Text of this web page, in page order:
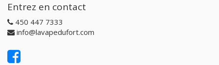
Entrez en contact
450 447 7333
info@lavapedufort.com